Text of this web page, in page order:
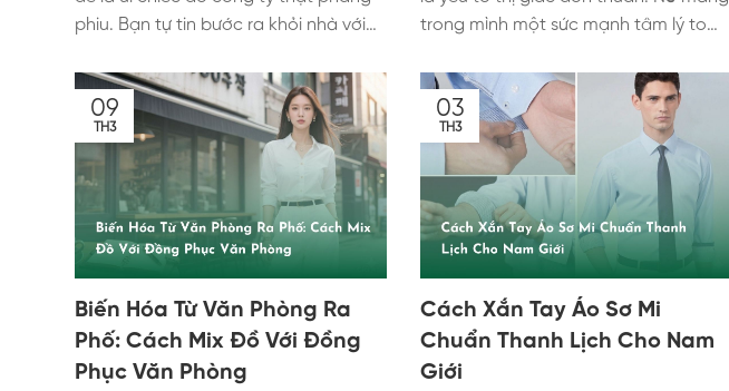
phiu. Bạn tự tin bước ra khỏi nhà với
nhưng, chỉ sau một cuốc xe công
nghệ hoặc vài giờ ngồi gõ máy tính,
phần bụng và nách áo đã xuất hiện
những nếp gấp chằng chịt. Sự luộm
thuộm này ngay lập tức "trừ điểm"
thanh lịch của bạn trong mắt đối tác
và đồng nghiệp. Làm thế nào để giải
thoát bản thân khỏi cơn ác mộng
này? Hôm nay, Aristino Uniform sẽ bật
mí cho bạn những tuyệt chiêu giữ
đồng phục áo sơ mi không nhăn cực
kỳ hiệu quả. Đồng thời, chúng tôi sẽ
trong mình một sức mạnh tâm lý to
năng lượng. Một bộ trang phục chuẩn
mực không chỉ cần form dáng đẹp
hay chất liệu tốt. Nó còn phải sở hữu
màu sắc cộng hưởng với bản sắc
thương hiệu và mang lại sinh khí cho
tổ chức. Khi bước vào kỷ nguyên mới,
sự giao thoa giữa gu thẩm mỹ hiện
đại và triết lý phương Đông ngày
càng trở nên khăng khít. Hãy cùng
Aristino Uniform khám phá bảng màu
đồng phục văn phòng 2026. Chúng
09
TH3
Biến Hóa Từ Văn Phòng Ra
Phố: Cách Mix Đồ Với Đồng
Phục Văn Phòng
03
TH3
Cách Xắn Tay Áo Sơ Mi
Chuẩn Thanh Lịch Cho Nam
Giới